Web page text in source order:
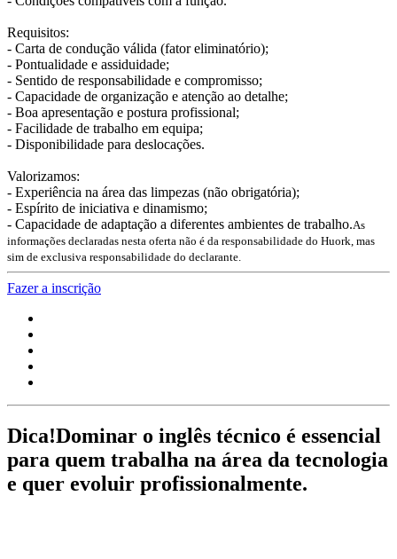
Requisitos:
- Carta de condução válida (fator eliminatório);
- Pontualidade e assiduidade;
- Sentido de responsabilidade e compromisso;
- Capacidade de organização e atenção ao detalhe;
- Boa apresentação e postura profissional;
- Facilidade de trabalho em equipa;
- Disponibilidade para deslocações.
Valorizamos:
- Experiência na área das limpezas (não obrigatória);
- Espírito de iniciativa e dinamismo;
- Capacidade de adaptação a diferentes ambientes de trabalho.As
informações declaradas nesta oferta não é da responsabilidade do Huork, mas
sim de exclusiva responsabilidade do declarante.
Fazer a inscrição
Dica!Dominar o inglês técnico é essencial
para quem trabalha na área da tecnologia
e quer evoluir profissionalmente.